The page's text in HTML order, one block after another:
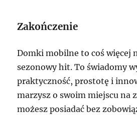
Zakończenie
Domki mobilne to coś więcej
sezonowy hit. To świadomy
praktyczność, prostotę i
marzysz o swoim miejscu na
możesz posiadać bez